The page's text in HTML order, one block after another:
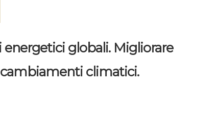
globali. Migliorare
cambiamenti climatici.